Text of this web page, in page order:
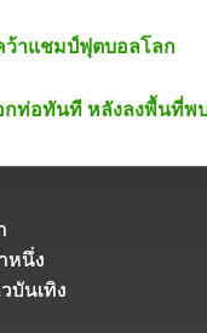
ว้าแชมป์ฟุตบอลโลก
กท่อทันที หลังลงพื้นที่พ
หนึ่ง
บันเทิง